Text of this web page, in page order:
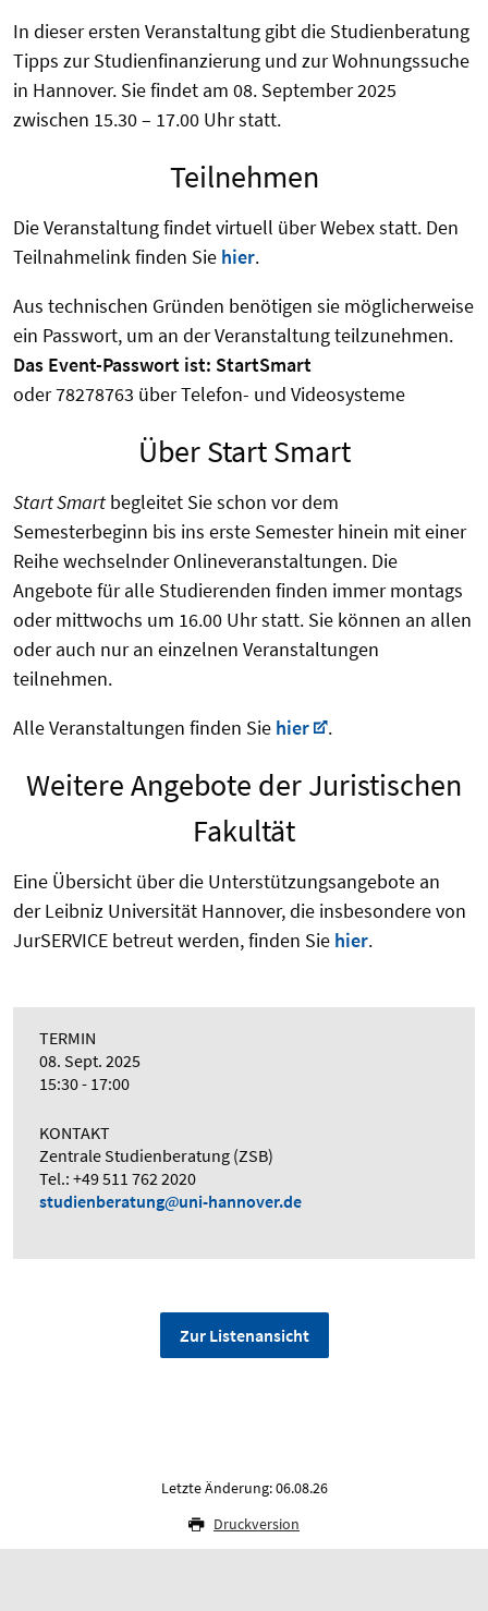
In dieser ersten Veranstaltung gibt die Studienberatung
Tipps zur Studienfinanzierung und zur Wohnungssuche
in Hannover. Sie findet am 08. September 2025
zwischen 15.30 – 17.00 Uhr statt.
Teilnehmen
Die Veranstaltung findet virtuell über Webex statt. Den
Teilnahmelink finden Sie hier.
Aus technischen Gründen benötigen sie möglicherweise
ein Passwort, um an der Veranstaltung teilzunehmen.
Das Event-Passwort ist: StartSmart
oder 78278763 über Telefon- und Videosysteme
Über Start Smart
Start Smart begleitet Sie schon vor dem
Semesterbeginn bis ins erste Semester hinein mit einer
Reihe wechselnder Onlineveranstaltungen. Die
Angebote für alle Studierenden finden immer montags
oder mittwochs um 16.00 Uhr statt. Sie können an allen
oder auch nur an einzelnen Veranstaltungen
teilnehmen.
Alle Veranstaltungen finden Sie hier .
Weitere Angebote der Juristischen
Fakultät
Eine Übersicht über die Unterstützungsangebote an
der Leibniz Universität Hannover, die insbesondere von
JurSERVICE betreut werden, finden Sie hier.
TERMIN
08. Sept. 2025
15:30 - 17:00
KONTAKT
Zentrale Studienberatung (ZSB)
Tel.: +49 511 762 2020
studienberatung
uni-hannover.de
Zur Listenansicht
Letzte Änderung: 06.08.26
Druckversion